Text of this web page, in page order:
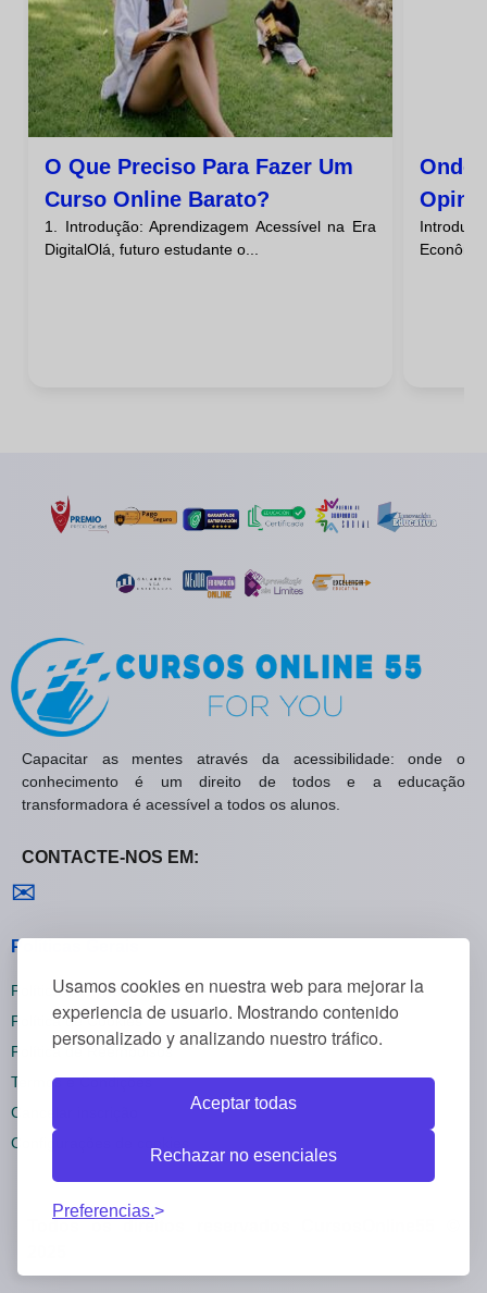
Usamos cookies en nuestra web para mejorar la
experiencia de usuario. Mostrando contenido
personalizado y analizando nuestro tráfico.
Aceptar todas
Rechazar no esenciales
Preferencias.
O Que Preciso Para Fazer Um
Curso Online Barato?
1. Introdução: Aprendizagem Acessível na Era
DigitalOlá, futuro estudante o...
Onde
Capacitar as mentes através da acessibilidade: onde o
conhecimento é um direito de todos e a educação
transformadora é acessível a todos os alunos.
CONTACTE-NOS EM:
✉
Políticas Gerais
Política de Privacidade
Política de Cookies
Política de Reembolsos
Termos e Condições
Cancelar inscrição
Configurações de cookies